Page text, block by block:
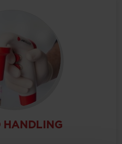
HANDLING